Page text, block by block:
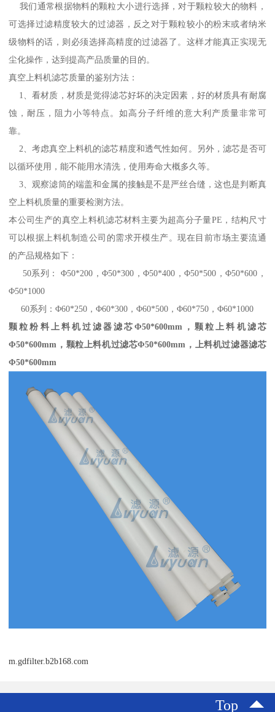
我们通常根据物料的颗粒大小进行选择，对于颗粒较大的物料，
可选择过滤精度较大的过滤器，反之对于颗粒较小的粉末或者纳米
级物料的话，则必须选择高精度的过滤器了。这样才能真正实现无
尘化操作，达到提高产品质量的目的。
真空上料机滤芯质量的鉴别方法：
1、看材质，材质是觉得滤芯好坏的决定因素，好的材质具有耐腐
蚀，耐压，阻力小等特点。如高分子纤维的意大利产质量非常可
靠。
2、考虑真空上料机的滤芯精度和透气性如何。另外，滤芯是否可
以循环使用，能不能用水清洗，使用寿命大概多久等。
3、观察滤筒的端盖和金属的接触是不是严丝合缝，这也是判断真
空上料机质量的重要检测方法。
本公司生产的真空上料机滤芯材料主要为超高分子量PE，结构尺寸
可以根据上料机制造公司的需求开模生产。现在目前市场主要流通
的产品规格如下：
50系列： Φ50*200，Φ50*300，Φ50*400，Φ50*500，Φ50*600，
Φ50*1000
60系列：Φ60*250，Φ60*300，Φ60*500，Φ60*750，Φ60*1000
颗粒粉料上料机过滤器滤芯Φ50*600mm，颗粒上料机滤芯
Φ50*600mm， 颗粒上料机过滤芯Φ50*600mm ，
上料机过滤器滤芯
Φ50*600mm
m.gdfilter.b2b168.com
Top